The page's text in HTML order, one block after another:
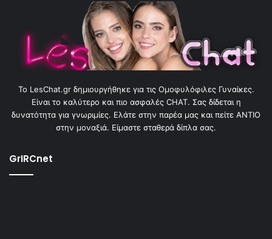
To LesChat.gr δημιουργήθηκε για τις Ομοφυλόφιλες Γυναίκες.
Είναι το καλύτερο και πιο ασφαλές CHAT. Σας δίδεται η
δυνατότητα για γνωριμίες. Ελάτε στην παρέα μας και πείτε ΑΝΤΙΟ
στην μοναξιά. Είμαστε σταθερά δίπλα σας.
GrIRCnet